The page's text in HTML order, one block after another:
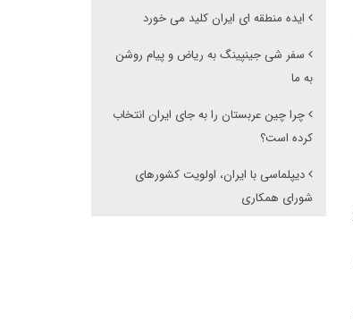
ایده منطقه ای ایران کلید می خورد
سفر شی جینپینگ به ریاض و پیام روشن
به ما
چرا چین عربستان را به جای ایران انتخاب
کرده است؟
دیپلماسی با ایران، اولویت کشورهای
شورای همکاری